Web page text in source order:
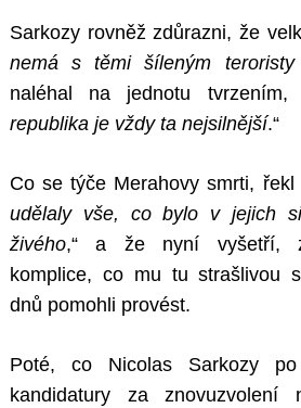
Sarkozy rovněž zdůrazni, že
nemá s těmi šíleným teroristy
naléhal na jednotu
republika je vždy ta nejsilnější.“
Co se týče Merahovy smrti, řekl
udělaly vše, co bylo v jejich
živého,“ a že nyní vyšetří,
komplice, co mu tu strašlivou
dnů pomohli provést.
Poté, co Nicolas Sarkozy
kandidatury za znovuzvolení